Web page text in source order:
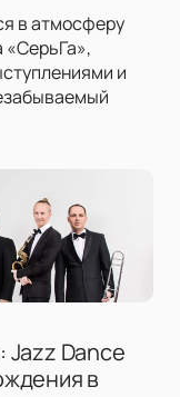
в атмосферу
«СерьГа»,
и
Jazz Dance
в